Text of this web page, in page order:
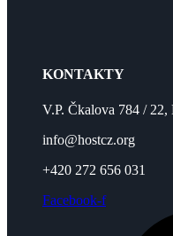
KONTAKTY
V.P. Čkalova 784 / 22,
info@hostcz.org
+420 272 656 031
Facebook-f